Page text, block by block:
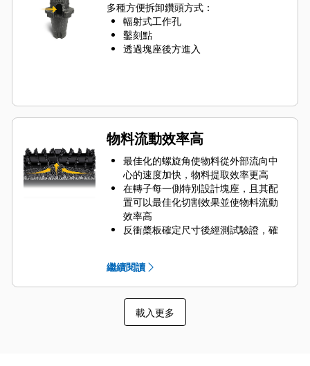
多種方便拆卸鑽頭方式：
輻射式工作孔
鑿刻點
透過塊座後方進入
物料流動效率高
最佳化的螺旋角使物料從外部流向中
心的速度加快，物料提取效率更高
在轉子每一側特別設計塊座，且其配
置可以最佳化切割效果並使物料流動
效率高
反衝槳板確定尺寸後經測試驗證，確
設計轉子時，藉由快速搬移切割室中
的物料、減少拉扯、提高整體機器效
率和降低油耗等方法以緩和組件磨損
情況
繼續閱讀
載入更多